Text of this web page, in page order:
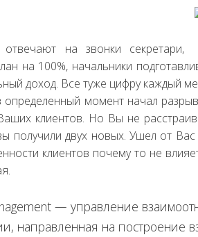
на звонки секретари,
на 100%, начальники
доход. Все туже цифру каждый
момент начал
клиентов. Но Вы не
получили двух новых. Ушел от
клиентов почему то не
— управление
направленная на построение